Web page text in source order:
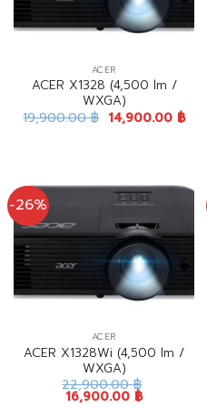
ACER
ACER X1328 (4,500 lm /
WXGA)
19,900.00฿ 14,900.00 ฿
-26%
ACER
ACER X1328Wi (4,500 lm /
WXGA)
22,900.00฿
16,900.00 ฿